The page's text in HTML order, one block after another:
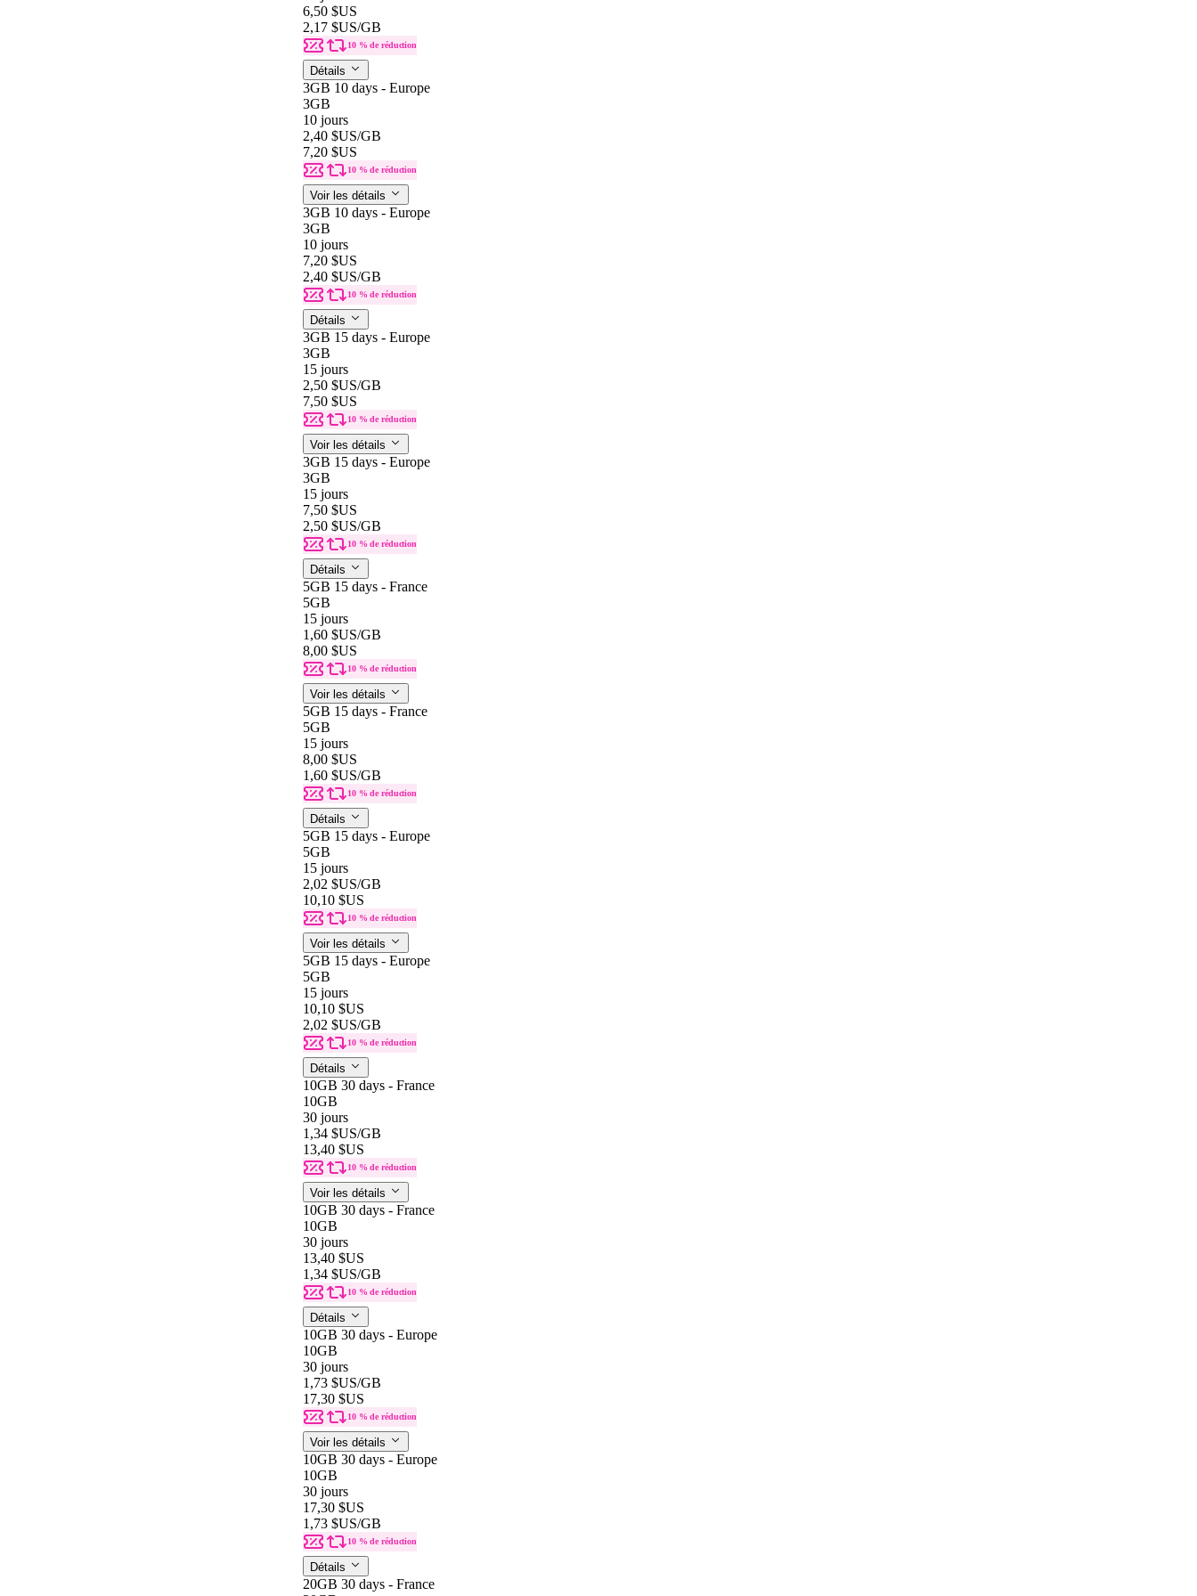
6,50 $US
2,17 $US/GB
10 % de réduction
Détails
3GB 10 days - Europe
3GB
10 jours
2,40 $US/GB
7,20 $US
10 % de réduction
Voir les détails
3GB 10 days - Europe
3GB
10 jours
7,20 $US
2,40 $US/GB
10 % de réduction
Détails
3GB 15 days - Europe
3GB
15 jours
2,50 $US/GB
7,50 $US
10 % de réduction
Voir les détails
3GB 15 days - Europe
3GB
15 jours
7,50 $US
2,50 $US/GB
10 % de réduction
Détails
5GB 15 days - France
5GB
15 jours
1,60 $US/GB
8,00 $US
10 % de réduction
Voir les détails
5GB 15 days - France
5GB
15 jours
8,00 $US
1,60 $US/GB
10 % de réduction
Détails
5GB 15 days - Europe
5GB
15 jours
2,02 $US/GB
10,10 $US
10 % de réduction
Voir les détails
5GB 15 days - Europe
5GB
15 jours
10,10 $US
2,02 $US/GB
10 % de réduction
Détails
10GB 30 days - France
10GB
30 jours
1,34 $US/GB
13,40 $US
10 % de réduction
Voir les détails
10GB 30 days - France
10GB
30 jours
13,40 $US
1,34 $US/GB
10 % de réduction
Détails
10GB 30 days - Europe
10GB
30 jours
1,73 $US/GB
17,30 $US
10 % de réduction
Voir les détails
10GB 30 days - Europe
10GB
30 jours
17,30 $US
1,73 $US/GB
10 % de réduction
Détails
20GB 30 days - France